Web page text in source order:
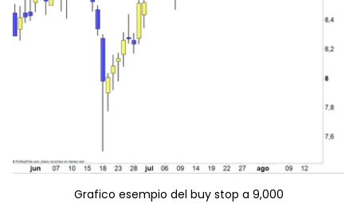
Grafico esempio del buy stop a 9,000